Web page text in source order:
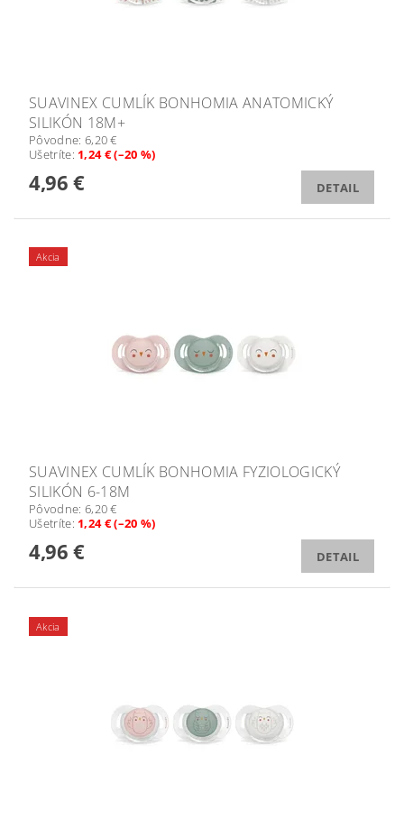
SUAVINEX CUMLÍK BONHOMIA ANATOMICKÝ
SILIKÓN 18M+
Pôvodne: 6,20 €
Ušetríte: 1,24 € (–20 %)
4,96 € DETAIL
Akcia
SUAVINEX CUMLÍK BONHOMIA FYZIOLOGICKÝ
SILIKÓN 6-18M
Pôvodne: 6,20 €
Ušetríte: 1,24 € (–20 %)
4,96 € DETAIL
Akcia